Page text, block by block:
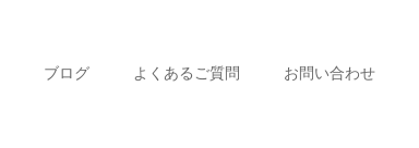
ブログ よくあるご質問 お問い合わせ